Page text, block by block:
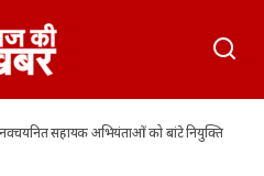
सहायक अभियंताओं को बांटे नियुक्ति